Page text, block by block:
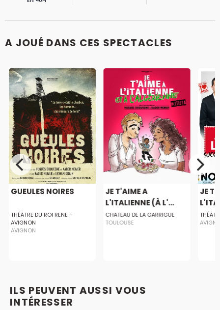
A JOUÉ DANS CES SPECTACLES
GUEULES NOIRES
THÉÂTRE DU ROI RENE -
AVIGNON
AVIGNON
JE T'AIME A
L'ITALIENNE (À L'...
CHATEAU DE LA GARRIGUE
TOULOUSE
JE
ILS PEUVENT AUSSI VOUS
INTÉRESSER